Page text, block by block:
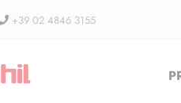
+39 02 4846 3155